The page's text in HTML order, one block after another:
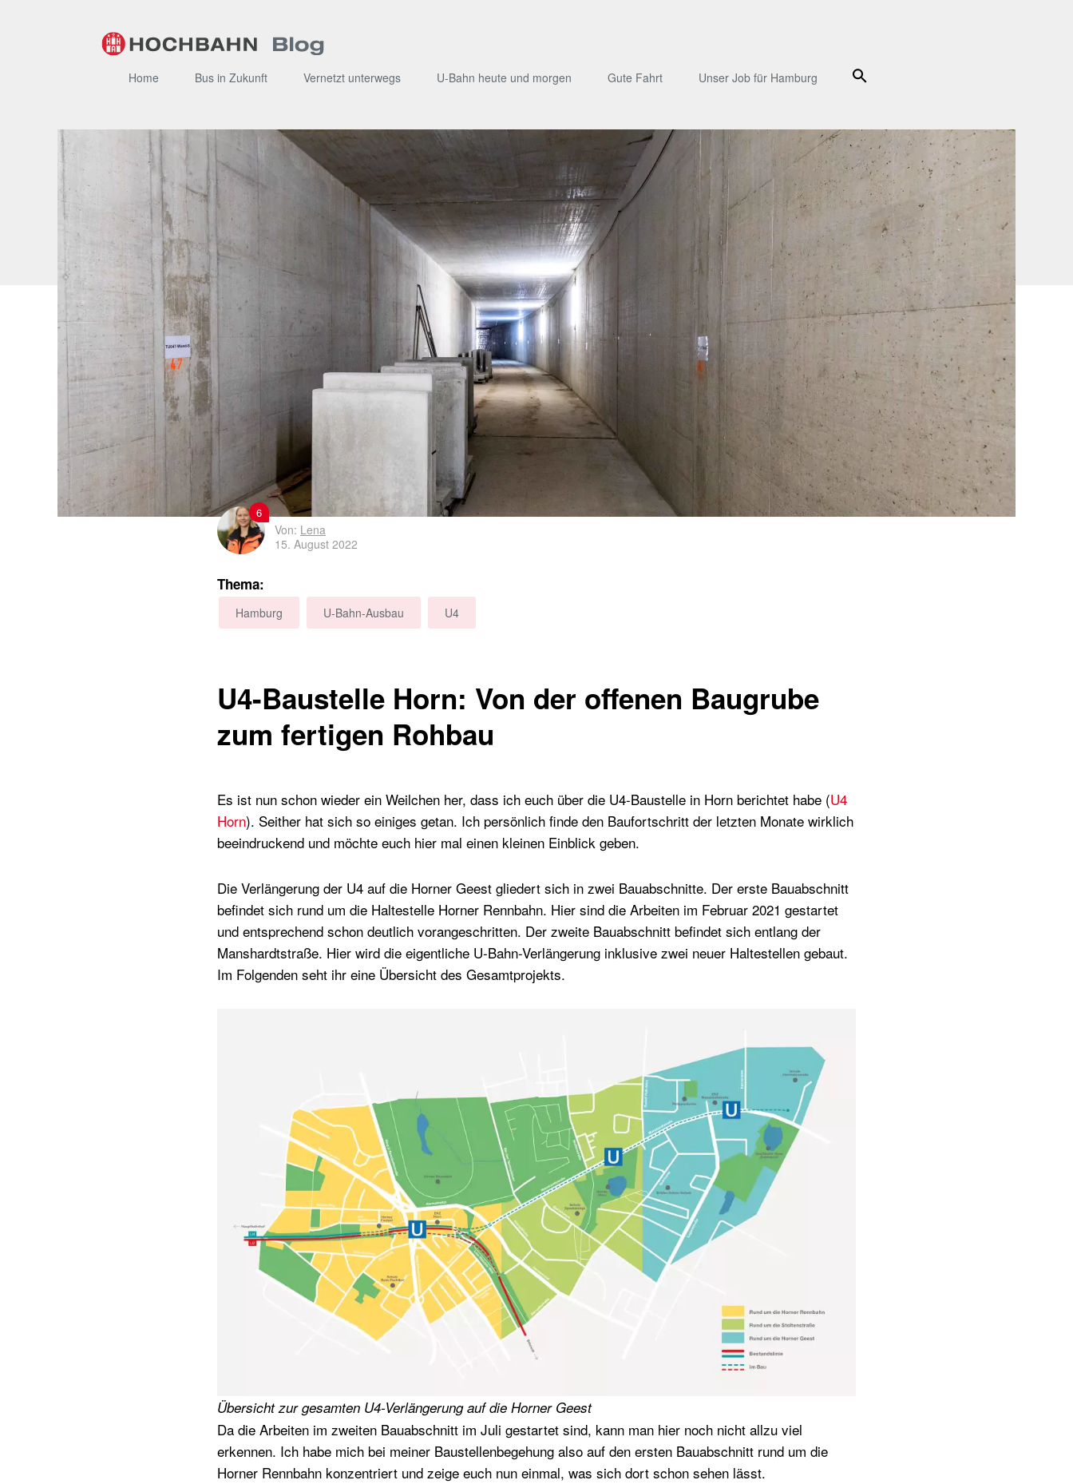
Home Bus in Zukunft Vernetzt unterwegs U-Bahn heute und morgen Gute Fahrt Unser Job für Hamburg Suche
6
Von: Lena
15. August 2022
Thema:
Hamburg U-Bahn-Ausbau U4
U4-Baustelle Horn: Von der offenen Baugrube
zum fertigen Rohbau
Es ist nun schon wieder ein Weilchen her, dass ich euch über die U4-Baustelle in Horn berichtet habe (U4
Horn). Seither hat sich so einiges getan. Ich persönlich finde den Baufortschritt der letzten Monate wirklich
beeindruckend und möchte euch hier mal einen kleinen Einblick geben.
Die Verlängerung der U4 auf die Horner Geest gliedert sich in zwei Bauabschnitte. Der erste Bauabschnitt
befindet sich rund um die Haltestelle Horner Rennbahn. Hier sind die Arbeiten im Februar 2021 gestartet
und entsprechend schon deutlich vorangeschritten. Der zweite Bauabschnitt befindet sich entlang der
Manshardtstraße. Hier wird die eigentliche U-Bahn-Verlängerung inklusive zwei neuer Haltestellen gebaut.
Im Folgenden seht ihr eine Übersicht des Gesamtprojekts.
Übersicht zur gesamten U4-Verlängerung auf die Horner Geest
Da die Arbeiten im zweiten Bauabschnitt im Juli gestartet sind, kann man hier noch nicht allzu viel
erkennen. Ich habe mich bei meiner Baustellenbegehung also auf den ersten Bauabschnitt rund um die
Horner Rennbahn konzentriert und zeige euch nun einmal, was sich dort schon sehen lässt.